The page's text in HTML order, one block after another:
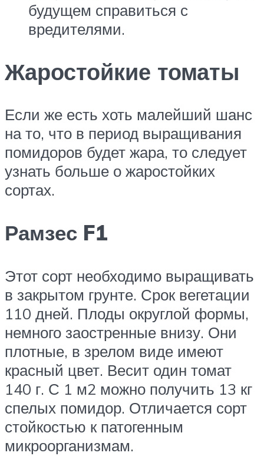
будущем справиться с
вредителями.
Жаростойкие томаты
Если же есть хоть малейший шанс
на то, что в период выращивания
помидоров будет жара, то следует
узнать больше о жаростойких
сортах.
Рамзес F1
Этот сорт необходимо выращивать
в закрытом грунте. Срок вегетации
110 дней. Плоды округлой формы,
немного заостренные внизу. Они
плотные, в зрелом виде имеют
красный цвет. Весит один томат
140 г. С 1 м2 можно получить 13 кг
спелых помидор. Отличается сорт
стойкостью к патогенным
микроорганизмам.